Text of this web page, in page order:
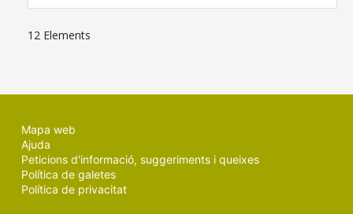
12 Elements
Mapa web
Ajuda
Peticions d'informació, suggeriments i queixes
Política de galetes
Política de privacitat